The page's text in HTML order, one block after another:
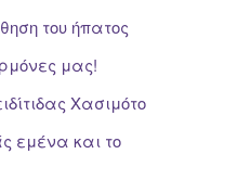
του ήπατος
μας!
Χασιμότο
εμένα και το